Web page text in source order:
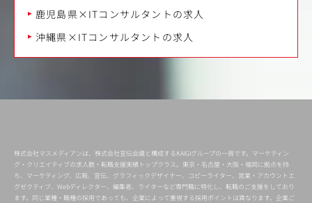
鹿児島県×ITコンサルタントの求人
沖縄県×ITコンサルタントの求人
株式会社マスメディアンは、株式会社宣伝会議と構成するKAIGIグループの一員です。マーケティン
グ・クリエイティブの求人数・転職支援実績トップクラス。東京・名古屋・大阪・福岡に拠点を持
ち、マーケティング、広報、宣伝、グラフィックデザイナー、コピーライター、営業・アカウントエ
グゼクティブ、Webディレクター、編集者、ライターなど専門職に特化し、転職のご支援をしており
ます。同じ業種・職種の採用であっても、企業によって重視する採用ポイントは異なります。企業ご